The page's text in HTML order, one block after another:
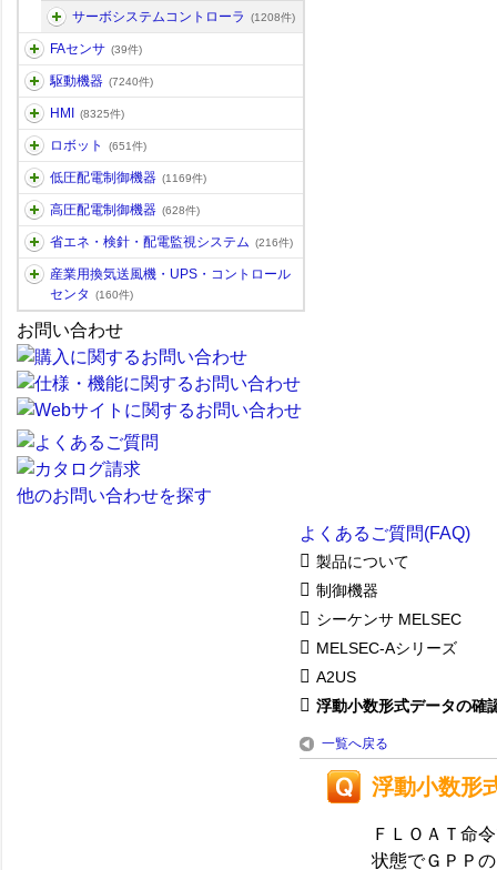
サーボシステムコントローラ (1208件)
FAセンサ (39件)
駆動機器 (7240件)
HMI (8325件)
ロボット (651件)
低圧配電制御機器 (1169件)
高圧配電制御機器 (628件)
省エネ・検針・配電監視システム (216件)
産業用換気送風機・UPS・コントロール
センタ
(160件)
お問い合わせ
他のお問い合わせを探す
よくあるご質問(FAQ)
製品について
制御機器
シーケンサ MELSEC
MELSEC-Aシリーズ
A2US
浮動小数形式データの確
一覧へ戻る
浮動小数形
ＦＬＯＡＴ命
状態でＧＰＰの